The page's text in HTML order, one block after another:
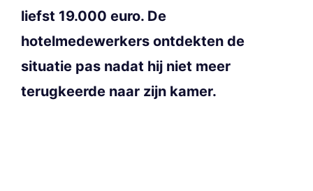
liefst 19.000 euro. De
hotelmedewerkers ontdekten de
situatie pas nadat hij niet meer
terugkeerde naar zijn kamer.